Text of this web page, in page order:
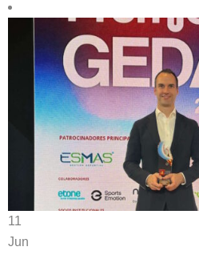
11
Jun